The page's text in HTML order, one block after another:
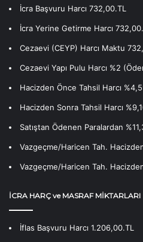
İcra Başvuru Harcı 732,00.TL
İcra Yerine Getirme Harcı
Cezaevi (CEYP) Harcı Maktu
Cezaevi Yapı Pulu Harcı %2
Hacizden Önce Tahsil Harcı
Hacizden Sonra Tahsil Harcı
Satıştan Ödenen Paralardan
Vazgeçme/Haricen Tah.
Vazgeçme/Haricen Tah.
İCRA HARÇ ve MASRAF MİKTARLARI
İflas Başvuru Harcı 1.206,00.TL